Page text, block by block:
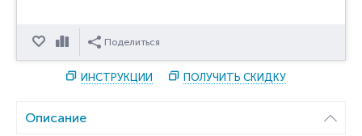
ОтложитьСравнитьПоделиться
ИНСТРУКЦИИ ПОЛУЧИТЬ СКИДКУ
Описание